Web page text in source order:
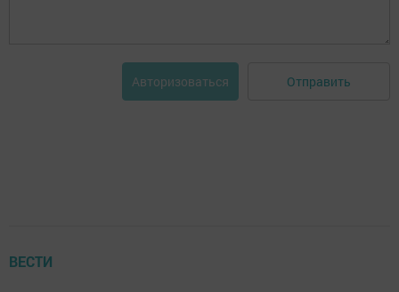
Авторизоваться Отправить
ВЕСТИ